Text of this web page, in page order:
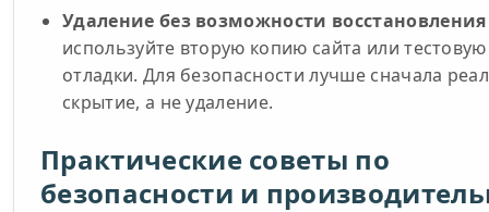
Удаление без возможности восстановления
используйте вторую копию сайта или тестовую
отладки. Для безопасности лучше сначала
скрытие, а не удаление.
Практические советы по
безопасности и